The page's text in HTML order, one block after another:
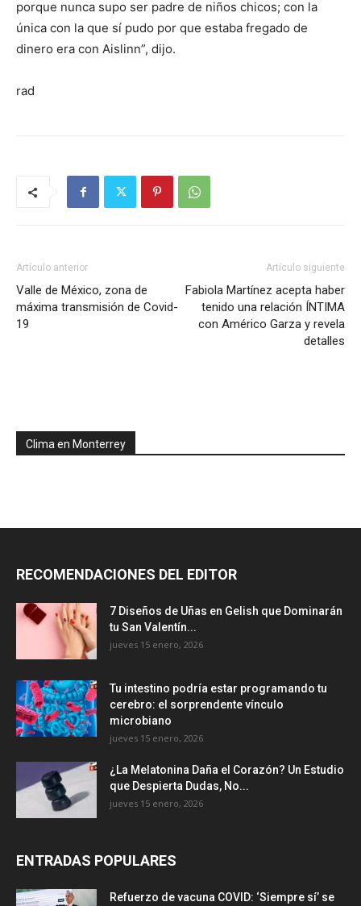
porque nunca supo ser padre de niños chicos; con la
única con la que sí pudo por que estaba fregado de
dinero era con Aislinn”, dijo.
rad
Artículo anterior
Valle de México, zona de
máxima transmisión de Covid-
19
Artículo siguiente
Fabiola Martínez acepta haber
tenido una relación ÍNTIMA
con Américo Garza y revela
detalles
Clima en Monterrey
RECOMENDACIONES DEL EDITOR
7 Diseños de Uñas en Gelish que Dominarán
tu San Valentín...
jueves 15 enero, 2026
Tu intestino podría estar programando tu
cerebro: el sorprendente vínculo
microbiano
jueves 15 enero, 2026
¿La Melatonina Daña el Corazón? Un Estudio
que Despierta Dudas, No...
jueves 15 enero, 2026
ENTRADAS POPULARES
Refuerzo de vacuna COVID: ‘Siempre sí’ se